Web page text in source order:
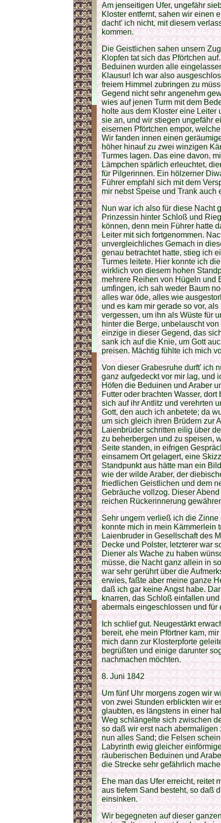
Am jenseitigen Ufer, ungefähr
Kloster entfernt, sahen wir einen
dacht' ich nicht, mit diesem
kommen.
Die Geistlichen sahen unsern
Klopfen tat sich das Pförtchen
Beduinen wurden alle
Klausur! Ich war also
freiem Himmel zubringen zu
Gegend nicht sehr angenehm
wies auf jenen Turm mit dem
holte aus dem Kloster eine Leiter
sie an, und wir stiegen ungefähr
eisernen Pförtchen empor,
Wir fanden innen einen
höher hinauf zu zwei winzigen
Turmes lagen. Das eine davon,
Lämpchen spärlich erleuchtet,
für Pilgerinnen. Ein hölzerner
Führer empfahl sich mit dem
mir nebst Speise und Trank
Nun war ich also für diese Nacht
Prinzessin hinter Schloß und
können, denn mein Führer hatte
Leiter mit sich fortgenommen.
unvergleichliches Gemach in
genau betrachtet hatte, stieg ich
Turmes leitete. Hier konnte ich
wirklich von diesem hohen
mehrere Reihen von Hügeln und
umfingen, ich sah weder Baum
alles war öde, alles wie
und es kam mir gerade so vor,
vergessen, um ihn als Wüste für
hinter die Berge, unbelauscht
einzige in dieser Gegend, das
sank ich auf die Knie, um Gott
preisen. Mächtig fühlte ich mich
Von dieser Grabesruhe durft' ich
ganz aufgedeckt vor mir lag, und
Höfen die Beduinen und Araber
Futter oder brachten Wasser,
sich auf ihr Antlitz und verehrten
Gott, den auch ich anbetete; da
um sich gleich ihren Brüdern zur
Laienbrüder schritten eilig über
zu beherbergen und zu speisen,
Seite standen, in eifrigen
einsamem Ort gelagert, eine
Standpunkt aus hätte man ein
wie der wilde Araber, der
friedlichen Geistlichen und dem
Gebräuche vollzog. Dieser
reichen Rückerinnerung
Sehr ungern verließ ich die
konnte mich in mein Kämmerlein
Laienbruder in Gesellschaft des
Decke und Polster, letzterer war
Diener als Wache zu haben
müsse, die Nacht ganz allein in
war sehr gerührt über die
erwies, faßte aber meine ganze
daß ich gar keine Angst habe.
knarren, das Schloß einfallen
abermals eingeschlossen und
Ich schlief gut. Neugestärkt
bereit, ehe mein Pförtner kam,
mich dann zur Klosterpforte
begrüßten und einige darunter
nachmachen möchten.
8. Juni 1842
Um fünf Uhr morgens zogen wir
von zwei Stunden erblickten wir
glaubten, es längstens in einer
Weg schlängelte sich zwischen
so daß wir erst nach
nun alles Sand; die Felsen
Labyrinth ewig gleicher
räuberischen Beduinen und
die Strecke sehr gefährlich
Ehe man das Ufer erreicht, reitet
aus tiefem Sand besteht, so daß
einsinken.
Wir begegneten auf dieser